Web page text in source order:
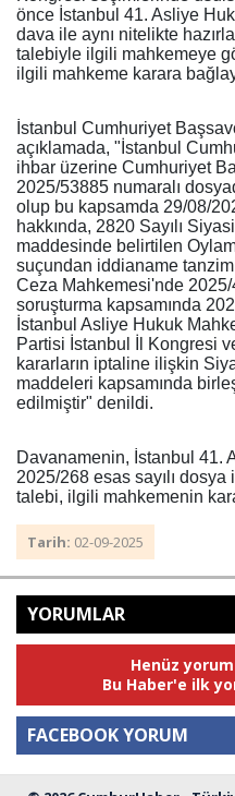
önce İstanbul 41. Asliye
dava ile aynı nitelikte
talebiyle ilgili mahkemeye
ilgili mahkeme karara
İstanbul Cumhuriyet
açıklamada, "İstanbul
ihbar üzerine Cumhuriyet
2025/53885 numaralı
olup bu kapsamda 29/08/
hakkında, 2820 Sayılı
maddesinde belirtilen
suçundan iddianame
Ceza Mahkemesi'nde 2025/
soruşturma kapsamında
İstanbul Asliye Hukuk
Partisi İstanbul İl Kongresi
kararların iptaline ilişkin
maddeleri kapsamında
edilmiştir" denildi.
Davanamenin, İstanbul 41.
2025/268 esas sayılı
talebi, ilgili mahkemenin
Tarih: 02-09-2025
YORUMLAR
Henüz
Bu Haber'e ilk
FACEBOOK YORUM